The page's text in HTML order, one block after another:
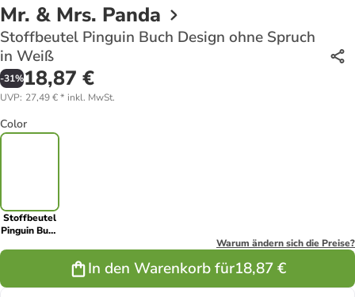
Mr. & Mrs. Panda
Stoffbeutel Pinguin Buch Design ohne Spruch
in Weiß
-31%18,87 €
UVP: 27,49 €* inkl. MwSt.
Color
Stoffbeutel
Pinguin Buch
Warum ändern sich die Preise?
In den Warenkorb für18,87 €